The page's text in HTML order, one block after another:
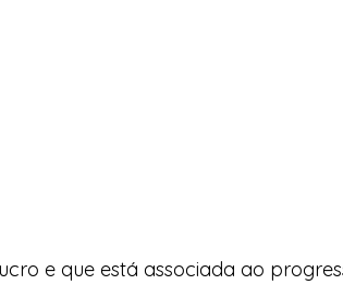
e que está associada ao